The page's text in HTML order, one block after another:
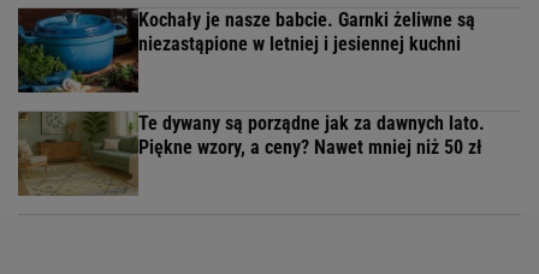
Kochały je nasze babcie. Garnki żeliwne są
niezastąpione w letniej i jesiennej kuchni
Te dywany są porządne jak za dawnych lato.
Piękne wzory, a ceny? Nawet mniej niż 50 zł